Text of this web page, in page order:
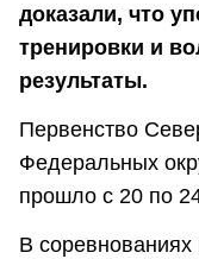
доказали, что
тренировки и
результаты.
Первенство
Федеральных
прошло с 20 по
В соревнованиях